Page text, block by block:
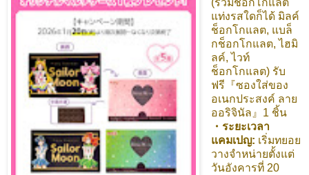
(รวมช็อกโกแลต
แท่งรสใดก็ได้ มิลค์
ช็อกโกแลต, แบล็
กช็อกโกแลต, ไฮมิ
ลค์, ไวท์
ช็อกโกแลต) รับ
ฟรี『ซองใส่ของ
อเนกประสงค์ ลาย
ออริจินัล』1 ชิ้น
・ระยะเวลา
แคมเปญ: เริ่มทยอย
วางจำหน่ายตั้งแต่
วันอังคารที่ 20